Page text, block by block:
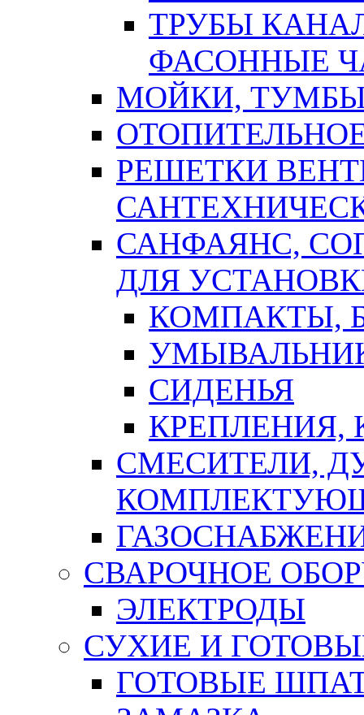
ТРУБЫ
ФАСОННЫЕ
МОЙКИ,
РЕШЕТКИ
САНФАЯНС,
ДЛЯ
КОМПАКТЫ,
СИДЕНЬЯ
СМЕСИТЕЛИ,
СВАРОЧНОЕ
ЭЛЕКТРОДЫ
СУХИЕ И
ГОТОВЫЕ